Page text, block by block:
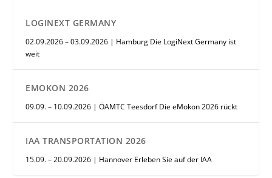
LOGINEXT GERMANY
02.09.2026 – 03.09.2026 | Hamburg Die LogiNext Germany ist
weit
EMOKON 2026
09.09. – 10.09.2026 | ÖAMTC Teesdorf Die eMokon 2026 rückt
IAA TRANSPORTATION 2026
15.09. – 20.09.2026 | Hannover Erleben Sie auf der IAA